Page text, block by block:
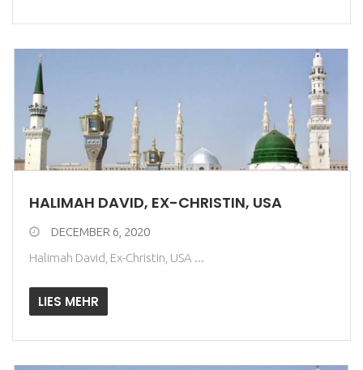
HALIMAH DAVID, EX-CHRISTIN, USA
DECEMBER 6, 2020
Halimah David, Ex-Christin, USA ...
LIES MEHR